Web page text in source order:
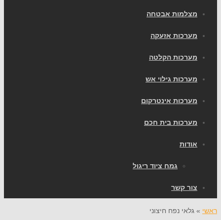
מצלמות אבטחה
מערכות אזעקה
מערכות הקלטה
מערכות גילוי אש
מערכות אינטרקום
מערכות בית חכם
אודות
גמח ציוד ריגול
צור קשר
ראשי » גלאי נפח חיצוני